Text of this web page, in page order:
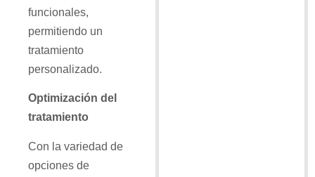
funcionales,
permitiendo un
tratamiento
personalizado.
Optimización del
tratamiento
Con la variedad de
opciones de